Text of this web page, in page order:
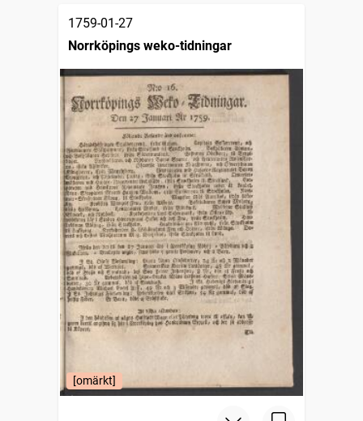
1759-01-27
Norrköpings weko-tidningar
[omärkt]